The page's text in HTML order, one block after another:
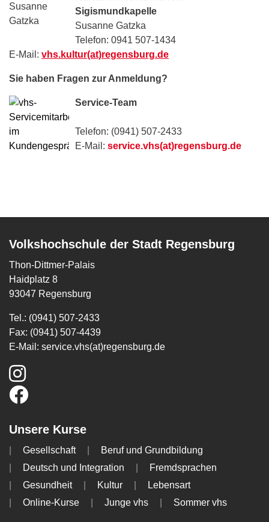
Sigismundkapelle
Susanne Gatzka
Telefon: 0941 507-1434
E-Mail: vhs.kultur(at)regensburg.de
Sie haben Fragen zur Anmeldung?
Service-Team
Telefon: (0941) 507-2433
E-Mail: service.vhs(at)regensburg.de
Volkshochschule der Stadt Regensburg
Thon-Dittmer-Palais
Haidplatz 8
93047 Regensburg
Tel.: (0941) 507-2433
Fax: (0941) 507-4439
E-Mail: service.vhs(at)regensburg.de
Unsere Kurse
Gesellschaft
Beruf und Grundbildung
Deutsch und Integration
Fremdsprachen
Gesundheit
Kultur
Lebensart
Online-Kurse
Junge vhs Sommer vhs